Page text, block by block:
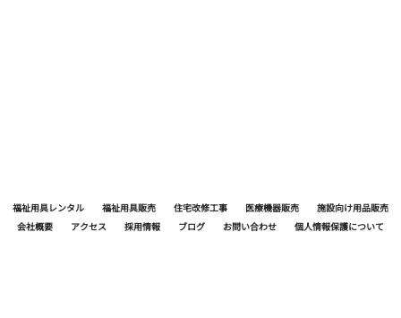
福祉用具レンタル 福祉用具販売 住宅改修工事 医療機器販売
施設向け用品販売
会社概要
アクセス 採用情報 ブログ お問い合わせ 個人情報保護について